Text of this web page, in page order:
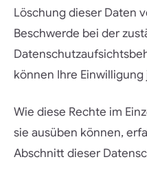
Löschung dieser Daten
Beschwerde bei der
können Ihre
Wie diese Rechte im
sie ausüben können,
Abschnitt dieser